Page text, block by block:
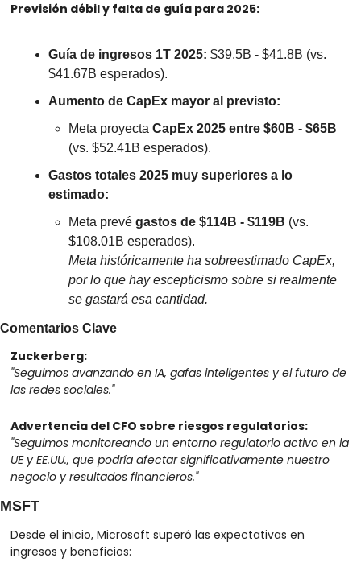
Previsión débil y falta de guía para 2025:
Guía de ingresos 1T 2025: $39.5B - $41.8B (vs.
$41.67B esperados).
Aumento de CapEx mayor al previsto:
Meta proyecta CapEx 2025 entre $60B - $65B
(vs. $52.41B esperados).
Gastos totales 2025 muy superiores a lo
estimado:
Meta prevé gastos de $114B - $119B (vs.
$108.01B esperados).
Meta históricamente ha sobreestimado CapEx,
por lo que hay escepticismo sobre si realmente
se gastará esa cantidad.
Comentarios Clave
Zuckerberg:
"Seguimos avanzando en IA, gafas inteligentes y el futuro de
las redes sociales."
Advertencia del CFO sobre riesgos regulatorios:
"Seguimos monitoreando un entorno regulatorio activo en la
UE y EE.UU., que podría afectar significativamente nuestro
negocio y resultados financieros."
MSFT
Desde el inicio, Microsoft superó las expectativas en
ingresos y beneficios: